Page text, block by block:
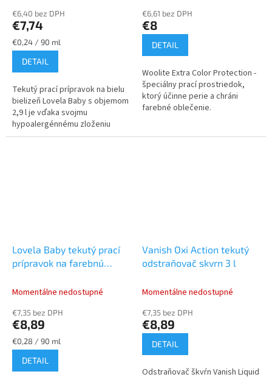
€6,40 bez DPH
€7,74
Jednotková
cena:
€0,24 / 90 ml
DETAIL
Tekutý prací prípravok na bielu
bielizeň Lovela Baby s objemom
2,9 l je vďaka svojmu
hypoalergénnému zloženiu
vhodný pre dojčatá aj alergikov.
€6,61 bez DPH
€8
DETAIL
Woolite Extra Color Protection -
špeciálny prací prostriedok,
ktorý účinne perie a chráni
farebné oblečenie.
Lovela Baby tekutý prací
prípravok na farebnú
Momentálne nedostupné
€7,35 bez DPH
€8,89
Jednotková
cena:
€0,28 / 90 ml
DETAIL
Vanish Oxi Action tekutý
odstraňovač skvrn 3 l
Momentálne nedostupné
€7,35 bez DPH
€8,89
DETAIL
Odstraňovač škvŕn Vanish Liquid